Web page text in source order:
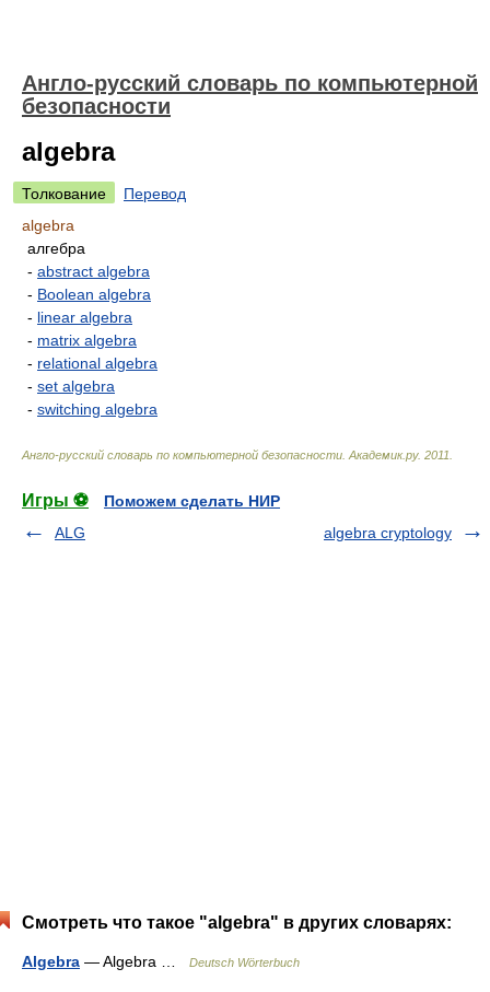
Англо-русский словарь по компьютерной
безопасности
algebra
Толкование
Перевод
algebra
алгебра
- abstract algebra
- Boolean algebra
- linear algebra
- matrix algebra
- relational algebra
- set algebra
- switching algebra
Англо-русский словарь по компьютерной безопасности Академик.ру. 2011
Игры ⚽
Поможем сделать НИР
ALG
algebra cryptology
Смотреть что такое "algebra" в других словарях:
Algebra — Algebra … Deutsch Wörterbuch